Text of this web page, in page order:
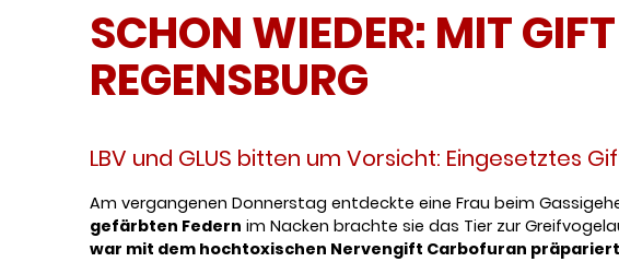
SCHON WIEDER: MIT
REGENSBURG
LBV und GLUS bitten um Vorsicht: Eingesetztes
Am vergangenen Donnerstag entdeckte eine Frau beim
gefärbten Federn im Nacken brachte sie das Tier zur
war mit dem hochtoxischen Nervengift Carbofuran präpariert